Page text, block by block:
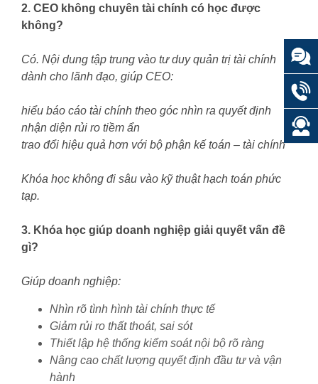
2. CEO không chuyên tài chính có học được
không?
Có. Nội dung tập trung vào tư duy quản trị tài chính
dành cho lãnh đạo, giúp CEO:
hiểu báo cáo tài chính theo góc nhìn ra quyết định
nhận diện rủi ro tiềm ẩn
trao đổi hiệu quả hơn với bộ phận kế toán – tài chính
Khóa học không đi sâu vào kỹ thuật hạch toán phức
tạp.
3. Khóa học giúp doanh nghiệp giải quyết vấn đề
gì?
Giúp doanh nghiệp:
Nhìn rõ tình hình tài chính thực tế
Giảm rủi ro thất thoát, sai sót
Thiết lập hệ thống kiểm soát nội bộ rõ ràng
Nâng cao chất lượng quyết định đầu tư và vận
hành